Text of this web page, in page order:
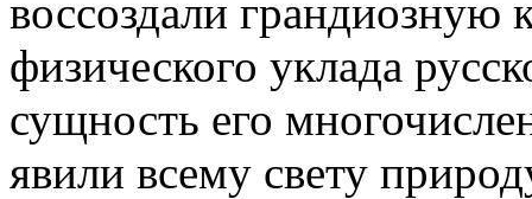
воссоздали грандиозную
физического уклада
сущность его
явили всему свету